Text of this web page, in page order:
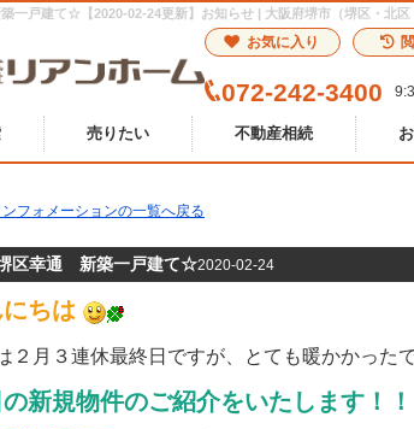
お気に入り
072-242-3400
売りたい 不動産相続
ンフォメーションの一覧へ戻る
区幸通 新築一戸建て☆2020-02-24
ちは
２月３連休最終日ですが、とても暖かかった
新規物件のご紹介をいたします！！